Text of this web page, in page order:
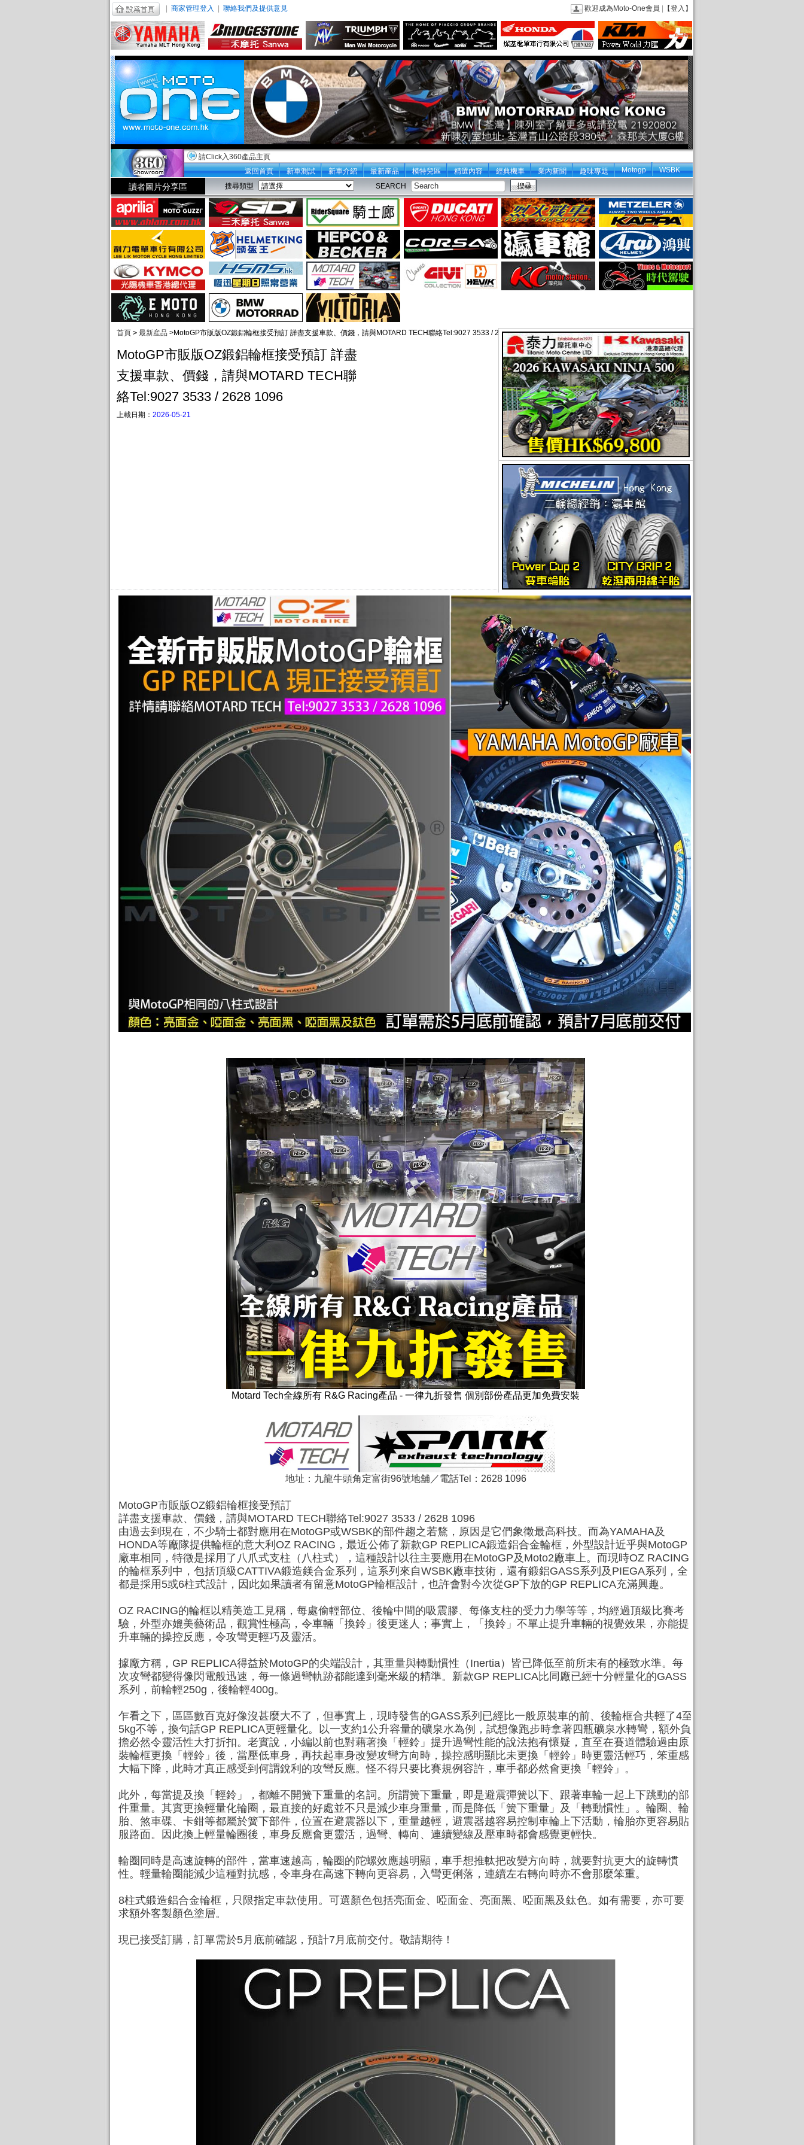
商家管理登入 聯絡我們及提供意見 歡迎成為Moto-One會員 【登入】
請Click入360產品主頁
返回首頁
新車測試 新車介紹 最新産品 模特兒區 精選內容 經典機車 業內新聞 趣味專題 Motogp WSBK
讀者圖片分享區 搜尋類型 SEARCH
首頁 > 最新産品 >MotoGP市販版OZ鍛鋁輪框接受預訂 詳盡支援車款、價錢，請與MOTARD TECH聯絡Tel:9027 3533 / 2628 1096
MotoGP市販版OZ鍛鋁輪框接受預訂 詳盡
支援車款、價錢，請與MOTARD TECH聯
絡Tel:9027 3533 / 2628 1096
上載日期： 2026-05-21
Motard Tech全線所有 R&G Racing產品 - 一律九折發售 個別部份產品更加免費安裝
地址：九龍牛頭角定富街96號地舖／電話Tel：2628 1096
MotoGP市販版OZ鍛鋁輪框接受預訂
詳盡支援車款、價錢，請與MOTARD TECH聯絡Tel:9027 3533 / 2628 1096
由過去到現在，不少騎士都對應用在MotoGP或WSBK的部件趨之若鶩，原因是它們象徵最高科技。而為YAMAHA及
HONDA等廠隊提供輪框的意大利OZ RACING，最近公佈了新款GP REPLICA鍛造鋁合金輪框，外型設計近乎與MotoGP
廠車相同，特徵是採用了八爪式支柱（八柱式），這種設計以往主要應用在MotoGP及Moto2廠車上。而現時OZ RACING
的輪框系列中，包括頂級CATTIVA鍛造鎂合金系列，這系列來自WSBK廠車技術，還有鍛鋁GASS系列及PIEGA系列，全
都是採用5或6柱式設計，因此如果讀者有留意MotoGP輪框設計，也許會對今次從GP下放的GP REPLICA充滿興趣。
OZ RACING的輪框以精美造工見稱，每處偷輕部位、後輪中間的吸震膠、每條支柱的受力力學等等，均經過頂級比賽考
驗，外型亦媲美藝術品，觀賞性極高，令車輛「換鈴」後更迷人；事實上，「換鈴」不單止提升車輛的視覺效果，亦能提
升車輛的操控反應，令攻彎更輕巧及靈活。
據廠方稱，GP REPLICA得益於MotoGP的尖端設計，其重量與轉動慣性（Inertia）皆已降低至前所未有的極致水準。每
次攻彎都變得像閃電般迅速，每一條過彎軌跡都能達到毫米級的精準。新款GP REPLICA比同廠已經十分輕量化的GASS
系列，前輪輕250g，後輪輕400g。
乍看之下，區區數百克好像沒甚麼大不了，但事實上，現時發售的GASS系列已經比一般原裝車的前、後輪框合共輕了4至
5kg不等，換句話GP REPLICA更輕量化。以一支約1公升容量的礦泉水為例，試想像跑步時拿著四瓶礦泉水轉彎，額外負
擔必然令靈活性大打折扣。老實說，小編以前也對藉著換「輕鈴」提升過彎性能的說法抱有懷疑，直至在賽道體驗過由原
裝輪框更換「輕鈴」後，當壓低車身，再扶起車身改變攻彎方向時，操控感明顯比未更換「輕鈴」時更靈活輕巧，笨重感
大幅下降，此時才真正感受到何謂銳利的攻彎反應。怪不得只要比賽規例容許，車手都必然會更換「輕鈴」。
此外，每當提及換「輕鈴」，都離不開簧下重量的名詞。所謂簧下重量，即是避震彈簧以下、跟著車輪一起上下跳動的部
件重量。其實更換輕量化輪圈，最直接的好處並不只是減少車身重量，而是降低「簧下重量」及「轉動慣性」。輪圈、輪
胎、煞車碟、卡鉗等都屬於簧下部件，位置在避震器以下，重量越輕，避震器越容易控制車輪上下活動，輪胎亦更容易貼
服路面。因此換上輕量輪圈後，車身反應會更靈活，過彎、轉向、連續變線及壓車時都會感覺更輕快。
輪圈同時是高速旋轉的部件，當車速越高，輪圈的陀螺效應越明顯，車手想推軚把改變方向時，就要對抗更大的旋轉慣
性。輕量輪圈能減少這種對抗感，令車身在高速下轉向更容易，入彎更俐落，連續左右轉向時亦不會那麼笨重。
8柱式鍛造鋁合金輪框，只限指定車款使用。可選顏色包括亮面金、啞面金、亮面黑、啞面黑及鈦色。如有需要，亦可要
求額外客製顏色塗層。
現已接受訂購，訂單需於5月底前確認，預計7月底前交付。敬請期待！